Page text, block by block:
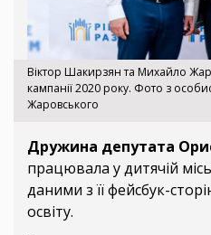
Віктор Шакирзян та Михайло
кампанії 2020 року. Фото з
Жаровського
Дружина депутата
працювала у дитячій
даними з її фейсбук-
освіту.